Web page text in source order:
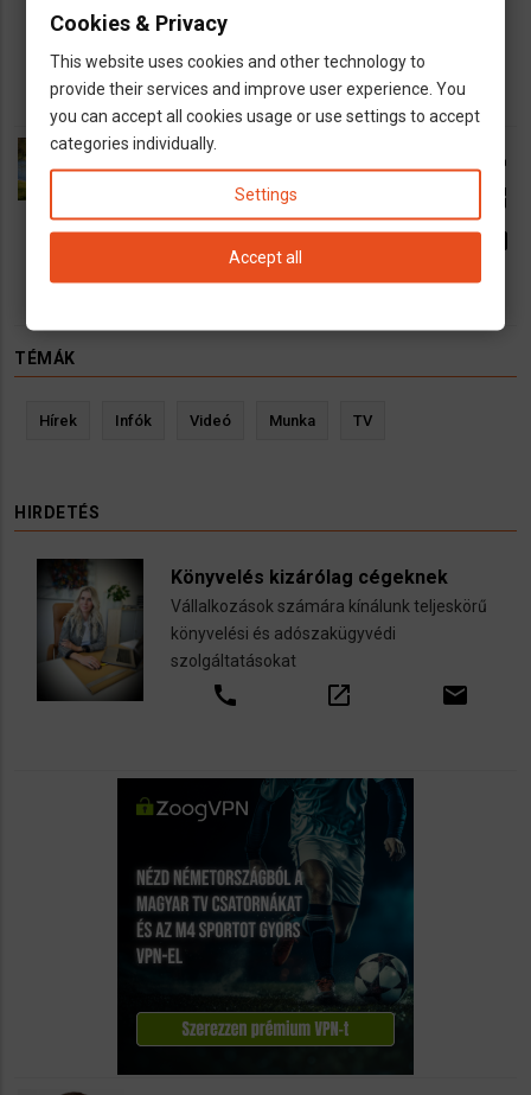
Br 10€/óra
TamiPhotography
directions 89073 Ulm
call
open_in_new
email
TÉMÁK
Hírek Infók Videó Munka TV
HIRDETÉS
Könyvelés kizárólag cégeknek
Vállalkozások számára kínálunk teljeskörű
könyvelési és adószakügyvédi
szolgáltatásokat
call open_in_new email
Cookies & Privacy
This website uses cookies and other technology to
provide their services and improve user experience. You
you can accept all cookies usage or use settings to accept
categories individually.
Settings
Accept all